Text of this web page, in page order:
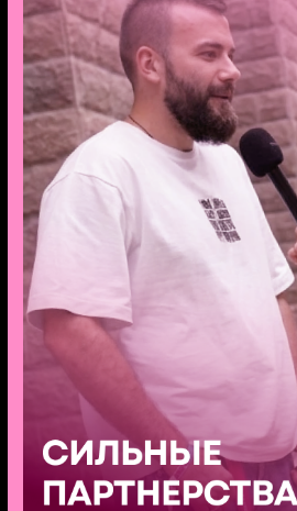
рассылки
Подписаться
Способы оплаты
Договор оферта
Политика обработки
персональных данных
Юридические документы